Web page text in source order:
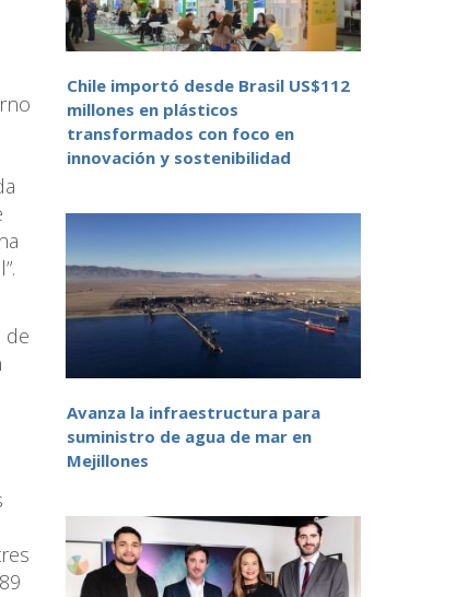
de
Chile importó desde Brasil US$112
millones en plásticos
transformados con foco en
innovación y sostenibilidad
Avanza la infraestructura para
suministro de agua de mar en
Mejillones